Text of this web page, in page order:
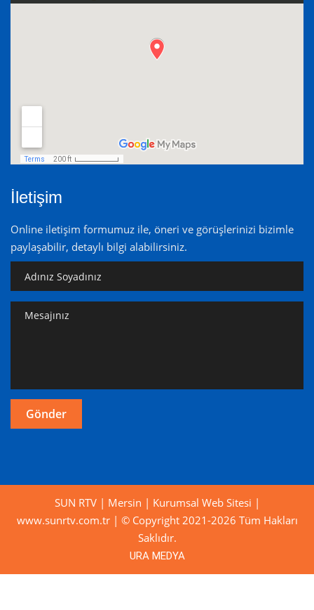
İletişim
Online iletişim formumuz ile, öneri ve görüşlerinizi bizimle
paylaşabilir, detaylı bilgi alabilirsiniz.
SUN RTV | Mersin | Kurumsal Web Sitesi |
www.sunrtv.com.tr | © Copyright 2021-2026 Tüm Hakları
Saklıdır.
URA MEDYA